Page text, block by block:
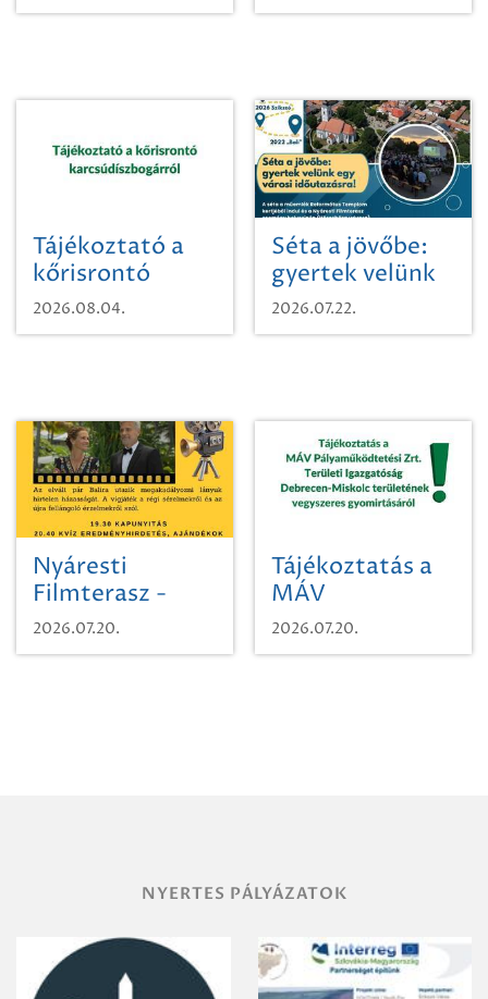
Tájékoztató a
kőrisrontó
karcsúdíszbogárról
2026.08.04.
Séta a jövőbe:
gyertek velünk
egy városi
időutazásra!
2026.07.22.
Nyáresti
Filmterasz -
Beugró a
Paradicsomba
2026.07.20.
Tájékoztatás a
MÁV
Pályaműködtetési
Zrt. Területi
2026.07.20.
NYERTES PÁLYÁZATOK